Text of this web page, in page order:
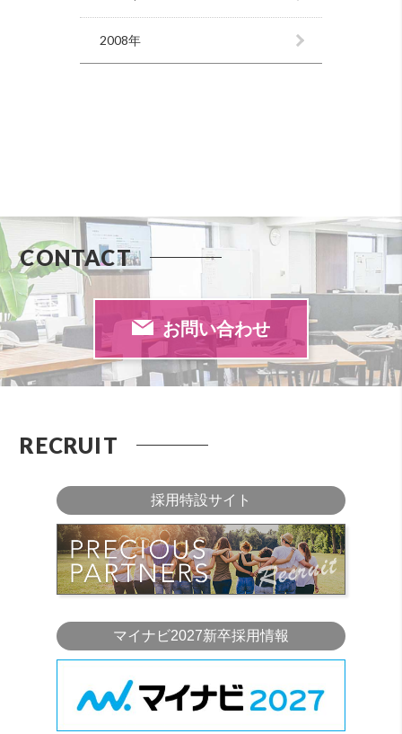
2008年
CONTACT
お問い合わせ
RECRUIT
採用特設サイト
マイナビ2027新卒採用情報